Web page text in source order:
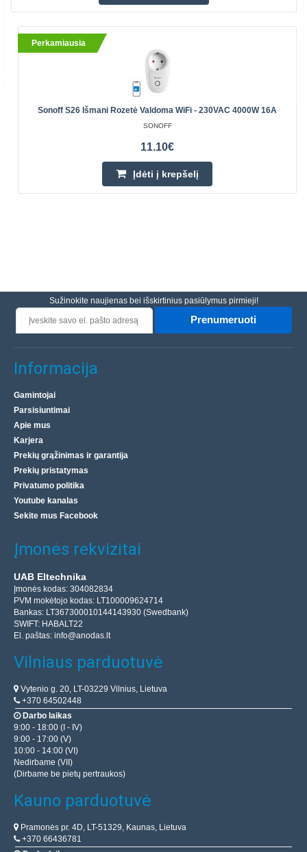
Perkamiausia
Sonoff S26 Išmani Rozetė Valdoma WiFi - 230VAC 4000W 16A
SONOFF
11.10€
Įdėti į krepšelį
Sužinokite naujienas bei išskirtinius pasiūlymus pirmieji!
Prenumeruoti
Informacija
Gamintojai
Parsisiuntimai
Apie mus
Karjera
Prekių grąžinimas ir garantija
Prekių pristatymas
Privatumo politika
Youtube kanalas
Sekite mus Facebook
Įmonės rekvizitai
UAB Eltechnika
Įmonės kodas: 304082834
PVM mokėtojo kodas: LT100009624714
Bankas: LT367300010144143930 (Swedbank)
SWIFT: HABALT22
El. paštas: info@anodas.lt
Vilniaus parduotuvė
Vytenio g. 20, LT-03229 Vilnius, Lietuva
+370 64502448
Darbo laikas
9:00 - 18:00 (I - IV)
9:00 - 17:00 (V)
10:00 - 14:00 (VI)
Nedirbame (VII)
(Dirbame be pietų pertraukos)
Kauno parduotuvė
Pramonės pr. 4D, LT-51329, Kaunas, Lietuva
+370 66436781